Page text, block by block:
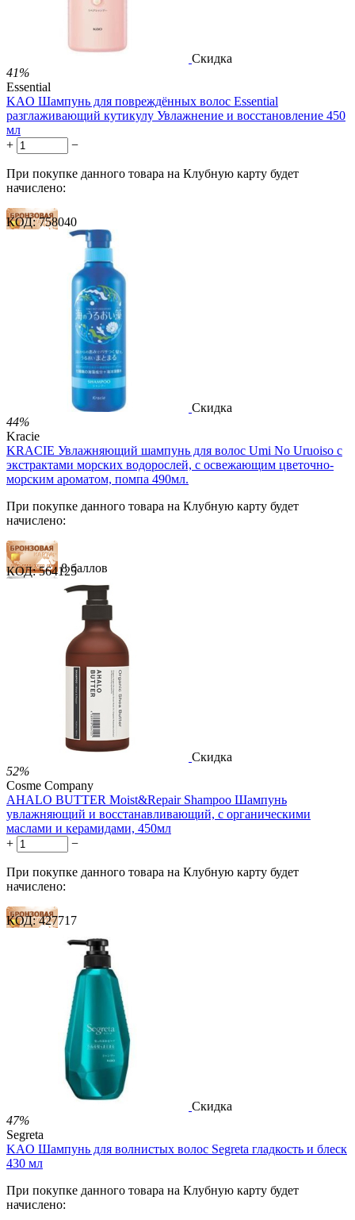
Скидка
41%
Essential
KAO Шампунь для повреждённых волос Essential
разглаживающий кутикулу Увлажнение и восстановление 450
мл
+
−
При покупке данного товара на Клубную карту будет
начислено:
8 баллов
12 баллов
19 баллов
1 486.00 Р
за 1.00 мл

КОД: 758040
Скидка
44%
Kracie
KRACIE Увлажняющий шампунь для волос Umi No Uruoiso с
экстрактами морских водорослей, с освежающим цветочно-
морским ароматом, помпа 490мл.
При покупке данного товара на Клубную карту будет
начислено:
8 баллов
12 баллов
19 баллов
724.00 Р
за 1.00 мл
Нет в наличии
 
КОД: 564125
Скидка
52%
Cosme Company
AHALO BUTTER Moist&Repair Shampoo Шампунь
увлажняющий и восстанавливающий, с органическими
маслами и керамидами, 450мл
+
−
При покупке данного товара на Клубную карту будет
начислено:
12 баллов
19 баллов
1 212.00
Р
за 1.00 мл

КОД: 427717
Скидка
47%
Segreta
KAO Шампунь для волнистых волос Segreta гладкость и блеск
430 мл
При покупке данного товара на Клубную карту будет
начислено: